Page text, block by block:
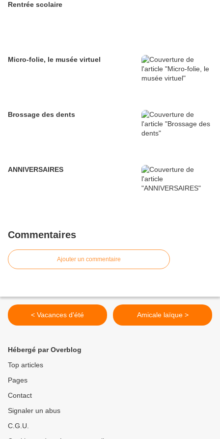
Rentrée scolaire
Micro-folie, le musée virtuel
Brossage des dents
ANNIVERSAIRES
Commentaires
Ajouter un commentaire
< Vacances d'été Amicale laïque >
Hébergé par Overblog
Top articles
Pages
Contact
Signaler un abus
C.G.U.